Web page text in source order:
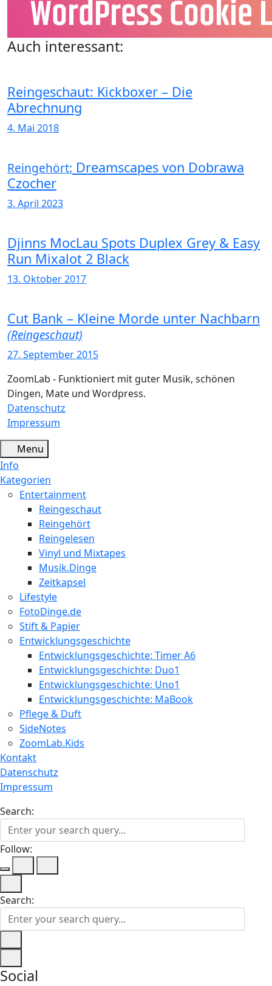
Auch interessant:
Reingeschaut: Kickboxer – Die
Abrechnung
4. Mai 2018
Reingehört: Dreamscapes von Dobrawa
Czocher
3. April 2023
Djinns MocLau Spots Duplex Grey & Easy
Run Mixalot 2 Black
13. Oktober 2017
Cut Bank – Kleine Morde unter Nachbarn
(Reingeschaut)
27. September 2015
ZoomLab - Funktioniert mit guter Musik, schönen
Dingen, Mate und Wordpress.
Datenschutz
Impressum
Menu
Info
Kategorien
Entertainment
Reingeschaut
Reingehört
Reingelesen
Vinyl und Mixtapes
Musik.Dinge
Zeitkapsel
Lifestyle
FotoDinge.de
Stift & Papier
Entwicklungsgeschichte
Entwicklungsgeschichte: Timer A6
Entwicklungsgeschichte: Duo1
Entwicklungsgeschichte: Uno1
Entwicklungsgeschichte: MaBook
Pflege & Duft
SideNotes
ZoomLab.Kids
Kontakt
Datenschutz
Impressum
Search:
Follow:
Search:
Social